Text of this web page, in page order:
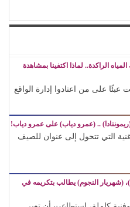
الراكدة.. لماذا اكتفينا بمشاهدة
عبئًا على من اعتادوا إدارة الواقع
.. (عمرو دياب) على عمرو دياب!
التي تتحول إلى عنوان للصيف
(شهريار النجوم) يطالب بتكريمه في